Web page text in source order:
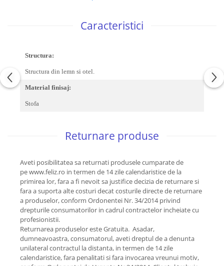
Caracteristici
Structura:
Structura din lemn si otel.
Material finisaj:
Stofa
Returnare produse
Aveti posibilitatea sa returnati produsele cumparate de
pe www.feliz.ro in termen de 14 zile calendaristice de la
primirea lor, fara a fi nevoit sa justifice decizia de returnare si
fara a suporta alte costuri decat costurile directe de returnare
a produselor, conform Ordonentei Nr. 34/2014 privind
drepturile consumatorilor in cadrul contractelor incheiate cu
profesionistii.
Returnarea produselor este Gratuita. Asadar,
dumneavoastra, consumatorul, aveti dreptul de a denunta
unilateral contractul la distanta, in termen de 14 zile
calendaristice, fara penalitati si fara invocarea vreunui motiv,